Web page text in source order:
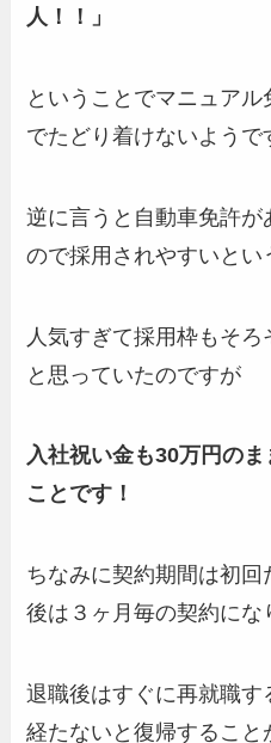
人！！」
ということでマニュア
でたどり着けないようで
逆に言うと自動車免許
ので採用されやすいとい
人気すぎて採用枠もそ
と思っていたのですが
入社祝い金も30万円の
ことです！
ちなみに契約期間は初
後は３ヶ月毎の契約にな
退職後はすぐに再就職す
経たないと復帰すること